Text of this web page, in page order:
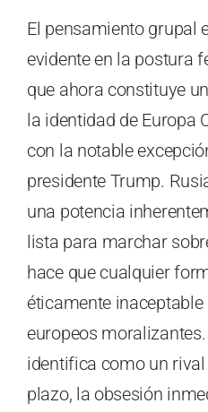
El pensamiento grupal
evidente en la postura
que ahora constituye
la identidad de Europa
con la notable
presidente Trump.
una potencia
lista para marchar
hace que cualquier
éticamente
europeos
identifica como un
plazo, la obsesión